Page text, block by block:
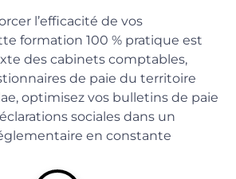
l’efficacité de vos
formation 100 % pratique est
des cabinets comptables,
de paie du territoire
optimisez vos bulletins de paie
sociales dans un
en constante